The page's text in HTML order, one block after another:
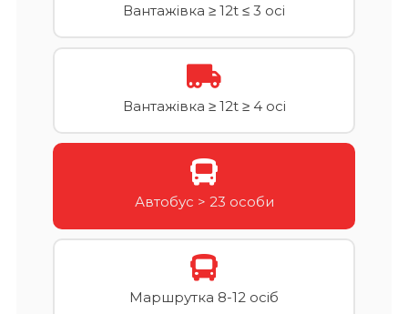
Вантажівка ≥ 12t ≤ 3 осі
Вантажівка ≥ 12t ≥ 4 осі
Автобус > 23 особи
Маршрутка 8-12 осіб